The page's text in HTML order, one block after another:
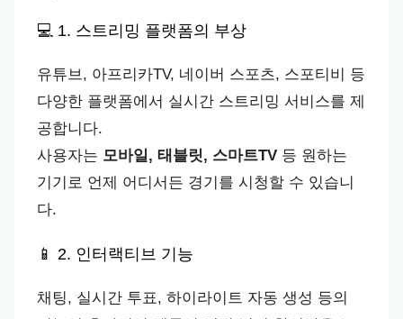
💻 1. 스트리밍 플랫폼의 부상
유튜브, 아프리카TV, 네이버 스포츠, 스포티비 등
다양한 플랫폼에서 실시간 스트리밍 서비스를 제
공합니다.
사용자는 모바일, 태블릿, 스마트TV 등 원하는
기기로 언제 어디서든 경기를 시청할 수 있습니
다.
📱 2. 인터랙티브 기능
채팅, 실시간 투표, 하이라이트 자동 생성 등의